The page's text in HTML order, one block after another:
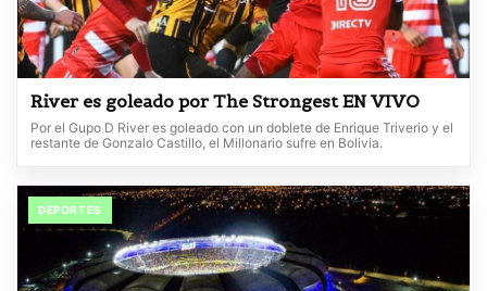
River es goleado por The Strongest EN VIVO
Por el Gupo D River es goleado con un doblete de Enrique Triverio y el
restante de Gonzalo Castillo, el Millonario sufre en Bolivia.
DEPORTES